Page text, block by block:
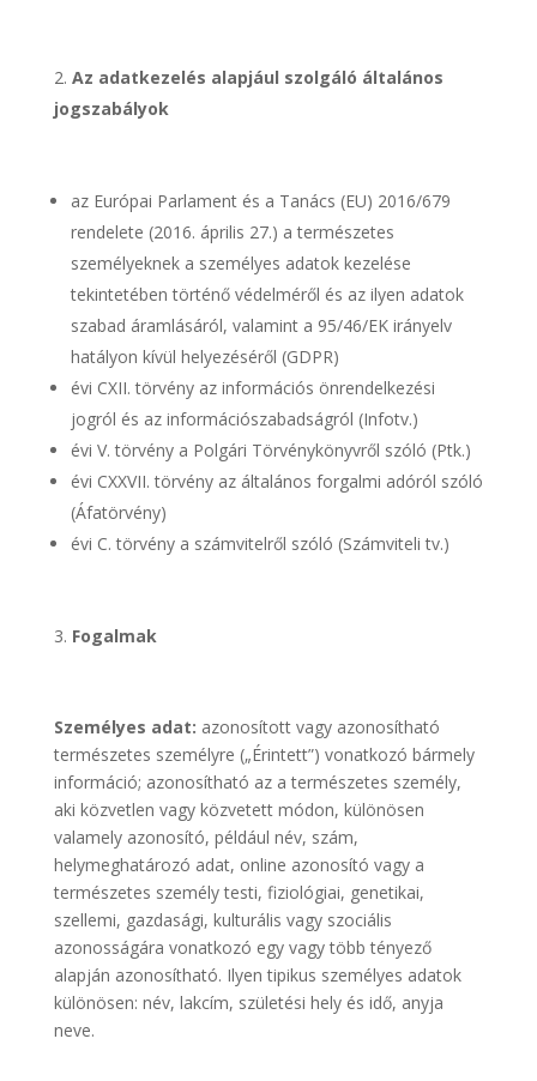
Az adatkezelés alapjául szolgáló általános
jogszabályok
az Európai Parlament és a Tanács (EU) 2016/679
rendelete (2016. április 27.) a természetes
személyeknek a személyes adatok kezelése
tekintetében történő védelméről és az ilyen adatok
szabad áramlásáról, valamint a 95/46/EK irányelv
hatályon kívül helyezéséről (GDPR)
évi CXII. törvény az információs önrendelkezési
jogról és az információszabadságról (Infotv.)
évi V. törvény a Polgári Törvénykönyvről szóló (Ptk.)
évi CXXVII. törvény az általános forgalmi adóról szóló
(Áfatörvény)
évi C. törvény a számvitelről szóló (Számviteli tv.)
Fogalmak
Személyes adat: azonosított vagy azonosítható
természetes személyre („Érintett”) vonatkozó bármely
információ; azonosítható az a természetes személy,
aki közvetlen vagy közvetett módon, különösen
valamely azonosító, például név, szám,
helymeghatározó adat, online azonosító vagy a
természetes személy testi, fiziológiai, genetikai,
szellemi, gazdasági, kulturális vagy szociális
azonosságára vonatkozó egy vagy több tényező
alapján azonosítható. Ilyen tipikus személyes adatok
különösen: név, lakcím, születési hely és idő, anyja
neve.